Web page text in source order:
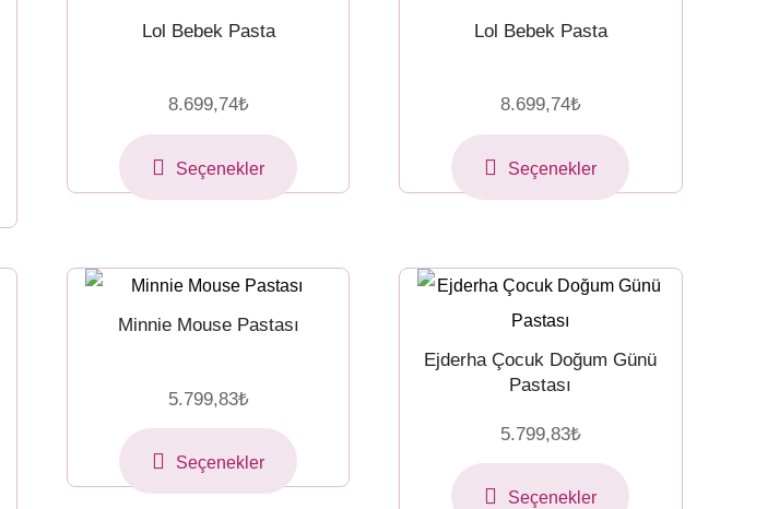
Lol Bebek Pasta
8.699,74₺
Seçenekler
Lol Bebek Pasta
8.699,74₺
Seçenekler
Minnie Mouse Pastası
5.799,83₺
Seçenekler
Ejderha Çocuk Doğum Günü
Pastası
5.799,83₺
Seçenekler